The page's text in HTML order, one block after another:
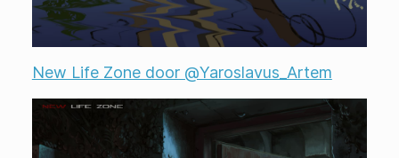
New Life Zone door @Yaroslavus_Artem